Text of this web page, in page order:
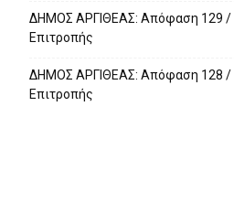
ΔΗΜΟΣ ΑΡΓΙΘΕΑΣ: Απόφαση 129 /
Επιτροπής
ΔΗΜΟΣ ΑΡΓΙΘΕΑΣ: Απόφαση 128 /
Επιτροπής